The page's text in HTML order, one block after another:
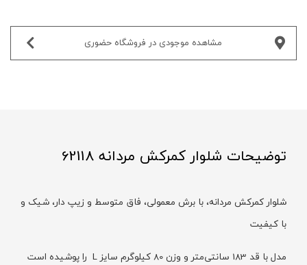
مشاهده موجودی در فروشگاه حضوری‌
توضیحات شلوار کمرکش مردانه 62118
شلوار کمرکش مردانه، با برش معمولی، فاق متوسط و زیپ دار، شیک و
با کیفیت
مدل با قد 183 سانتی‌متر و وزن 80 کیلوگرم سایز L را پوشیده است